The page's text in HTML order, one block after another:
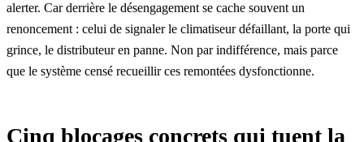
alerter. Car derrière le désengagement se cache souvent un
renoncement : celui de signaler le climatiseur défaillant, la porte qui
grince, le distributeur en panne. Non par indifférence, mais parce
que le système censé recueillir ces remontées dysfonctionne.
Cinq blocages concrets qui tuent la